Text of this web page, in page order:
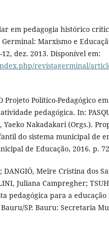
em pedagogia histórico
Marxismo e
dez. 2013. Disponível em:
revistagerminal/
Projeto Político-Pedagógico
pedagógica. In:
Nakadakari (Orgs.).
do sistema municipal de
de Educação, 2016. p.
DANGIÓ, Meire Cristina dos
Juliana Campregher;
pedagógica para a
SP. Bauru: Secretaria